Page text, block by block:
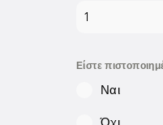
Είστε
Ναι